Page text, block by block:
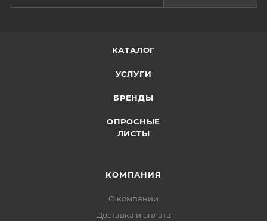
КАТАЛОГ
УСЛУГИ
БРЕНДЫ
ОПРОСНЫЕ
ЛИСТЫ
КОМПАНИЯ
О компании
Доставка и оплата